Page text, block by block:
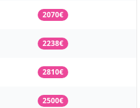
2070€
2238€
2810€
2500€